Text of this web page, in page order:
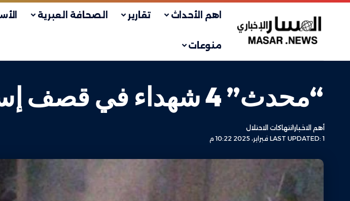
اهم الأحداث تقارير الصحافة العبرية
منوعات
“محدث” 4 شهداء في قصف إسرائيلي على جنين وقباطية
LAST UPDATED: 1 فبراير، 2025 10:22 م
أهم الاخبارانتهاكات الاحتلال